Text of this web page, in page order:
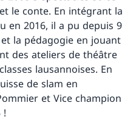
le conte. En intégrant la
en 2016, il a pu depuis 9
la pédagogie en jouant
des ateliers de théâtre
lausannoises. En
de slam en
et Vice champion
!